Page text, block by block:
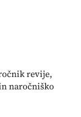
revije,
naročniško